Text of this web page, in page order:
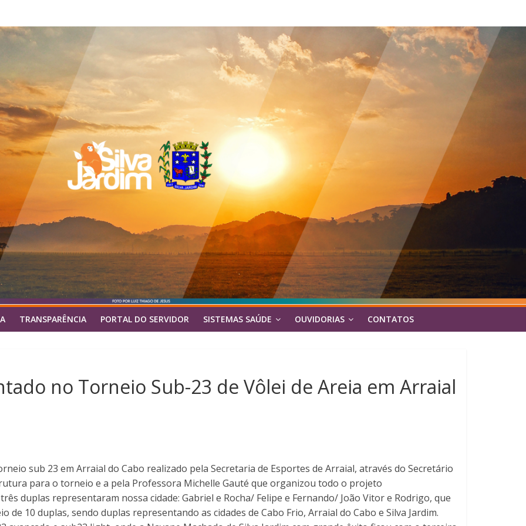
TRANSPARÊNCIA PORTAL DO SERVIDOR SISTEMAS SAÚDE OUVIDORIAS CONTATOS
no Torneio Sub-23 de Vôlei de Areia em Arraial
sub 23 em Arraial do Cabo realizado pela Secretaria de Esportes de Arraial, através do Secretário
para o torneio e a pela Professora Michelle Gauté que organizou todo o projeto
duplas representaram nossa cidade: Gabriel e Rocha/ Felipe e Fernando/ João Vitor e Rodrigo, que
de 10 duplas, sendo duplas representando as cidades de Cabo Frio, Arraial do Cabo e Silva Jardim.